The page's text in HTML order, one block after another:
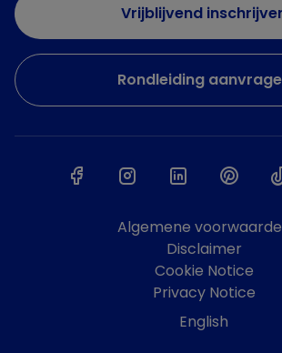
Vrijblijvend
Rondleiding
Algemene
Disclaimer
Cookie Notice
Privacy Notice
English